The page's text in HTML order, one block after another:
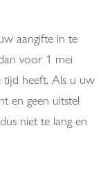
aangifte in te
voor 1 mei
tijd heeft. Als u uw
en geen uitstel
niet te lang en